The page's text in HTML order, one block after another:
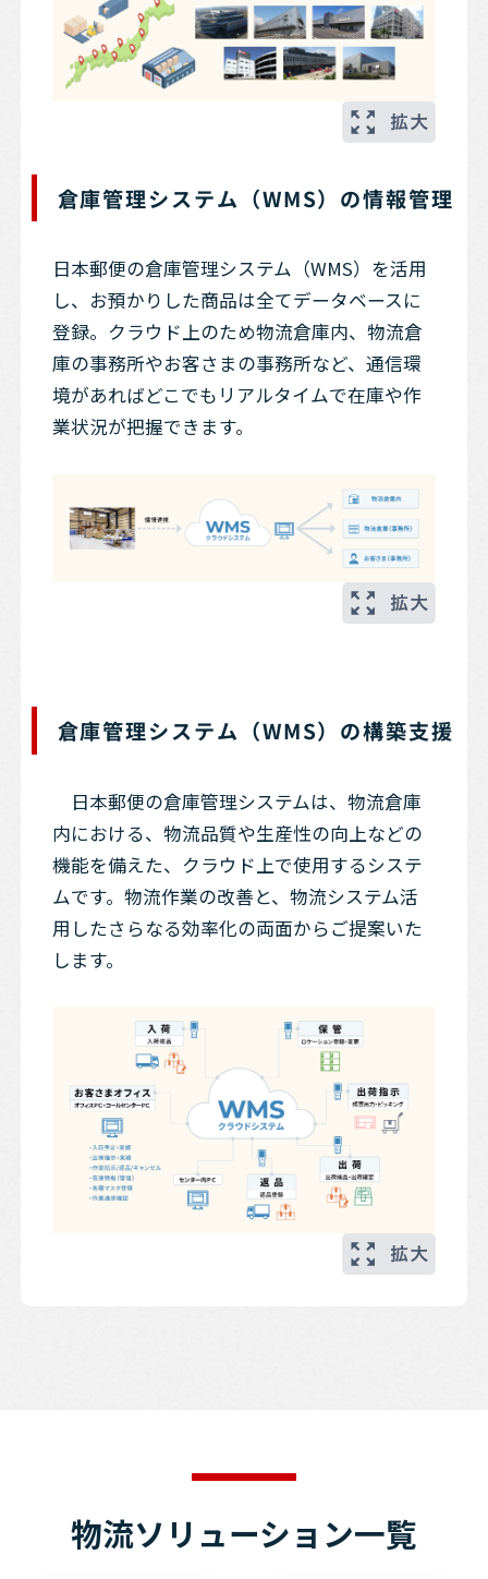
倉庫管理システム（WMS）の情報管理
日本郵便の倉庫管理システム（WMS）を活用
し、お預かりした商品は全てデータベースに
登録。クラウド上のため物流倉庫内、物流倉
庫の事務所やお客さまの事務所など、通信環
境があればどこでもリアルタイムで在庫や作
業状況が把握できます。
倉庫管理システム（WMS）の構築支援
日本郵便の倉庫管理システムは、物流倉庫
内における、物流品質や生産性の向上などの
機能を備えた、クラウド上で使用するシステ
ムです。物流作業の改善と、物流システム活
用したさらなる効率化の両面からご提案いた
します。
物流ソリューション一覧